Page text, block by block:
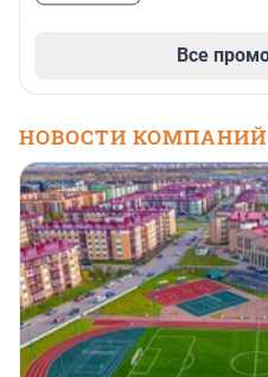
Все
НОВОСТИ КОМПАНИЙ